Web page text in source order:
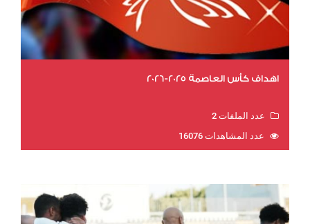
اهداف كأس العاصمة 2025-2026
عدد الملفات 2
عدد المشاهدات 16076